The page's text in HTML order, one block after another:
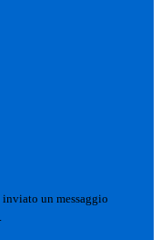
inviato un messaggio